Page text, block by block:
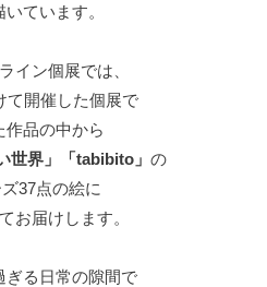
ています。
イン個展では、
て開催した個展で
作品の中から
世界」「tabibito」 の
37点の絵に
お届けします。
ぎる日常の隙間で